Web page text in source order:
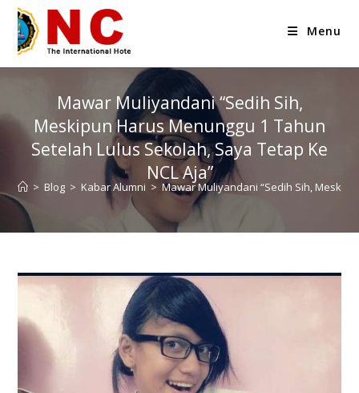
Menu
Mawar Muliyandani “Sedih Sih,
Meskipun Harus Menunggu 1 Tahun
Setelah Lulus Sekolah, Saya Tetap Ke
NCL Aja”
> Blog > Kabar Alumni > Mawar Muliyandani “Sedih Sih,